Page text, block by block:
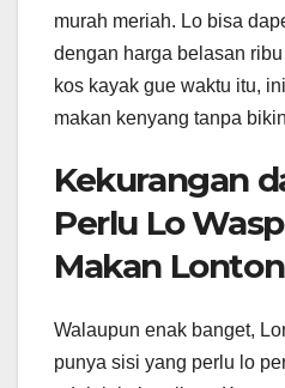
murah meriah. Lo bisa
dengan harga belasan
kos kayak gue waktu itu,
makan kenyang tanpa
Kekurangan
Perlu Lo
Makan
Walaupun enak banget,
punya sisi yang perlu lo